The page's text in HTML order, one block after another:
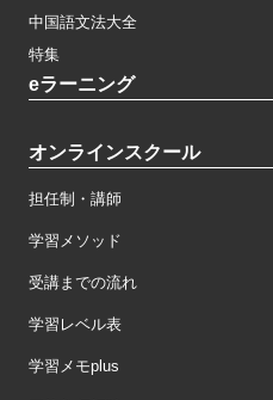
中国語文法大全
特集
eラーニング
オンラインスクール
担任制・講師
学習メソッド
受講までの流れ
学習レベル表
学習メモplus